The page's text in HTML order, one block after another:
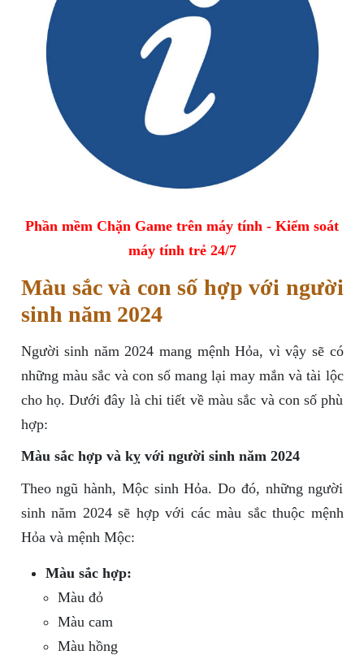
Phần mềm Chặn Game trên máy tính - Kiểm soát
máy tính trẻ 24/7
Màu sắc và con số hợp với người
sinh năm 2024
Người sinh năm 2024 mang mệnh Hỏa, vì vậy sẽ có
những màu sắc và con số mang lại may mắn và tài lộc
cho họ. Dưới đây là chi tiết về màu sắc và con số phù
hợp:
Màu sắc hợp và kỵ với người sinh năm 2024
Theo ngũ hành, Mộc sinh Hỏa. Do đó, những người
sinh năm 2024 sẽ hợp với các màu sắc thuộc mệnh
Hỏa và mệnh Mộc:
Màu sắc hợp:
Màu đỏ
Màu cam
Màu hồng